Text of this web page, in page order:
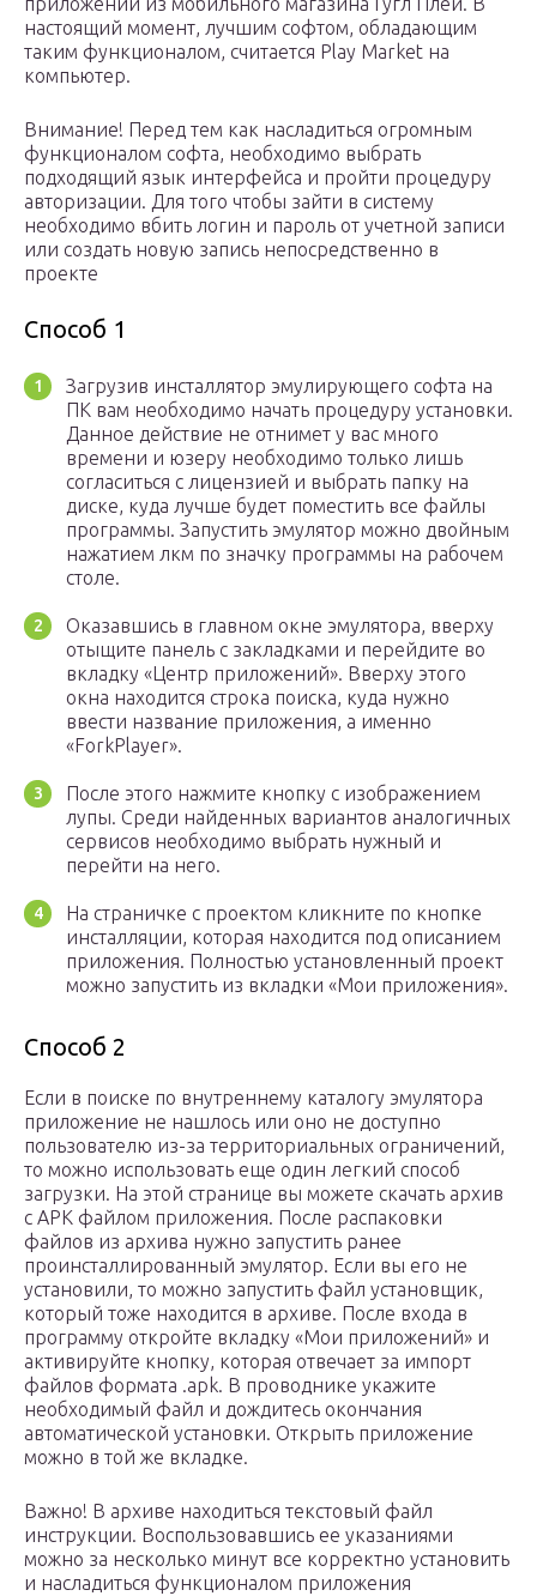
настоящий момент, лучшим софтом, обладающим
таким функционалом, считается Play Market на
компьютер.
Внимание! Перед тем как насладиться огромным
функционалом софта, необходимо выбрать
подходящий язык интерфейса и пройти процедуру
авторизации. Для того чтобы зайти в систему
необходимо вбить логин и пароль от учетной записи
или создать новую запись непосредственно в
проекте
Способ 1
Загрузив инсталлятор эмулирующего софта на
ПК вам необходимо начать процедуру установки.
Данное действие не отнимет у вас много
времени и юзеру необходимо только лишь
согласиться с лицензией и выбрать папку на
диске, куда лучше будет поместить все файлы
программы. Запустить эмулятор можно двойным
нажатием лкм по значку программы на рабочем
столе.
Оказавшись в главном окне эмулятора, вверху
отыщите панель с закладками и перейдите во
вкладку «Центр приложений». Вверху этого
окна находится строка поиска, куда нужно
ввести название приложения, а именно
«ForkPlayer».
После этого нажмите кнопку с изображением
лупы. Среди найденных вариантов аналогичных
сервисов необходимо выбрать нужный и
перейти на него.
На страничке с проектом кликните по кнопке
инсталляции, которая находится под описанием
приложения. Полностью установленный проект
можно запустить из вкладки «Мои приложения».
Способ 2
Если в поиске по внутреннему каталогу эмулятора
приложение не нашлось или оно не доступно
пользователю из-за территориальных ограничений,
то можно использовать еще один легкий способ
загрузки. На этой странице вы можете скачать архив
с APK файлом приложения. После распаковки
файлов из архива нужно запустить ранее
проинсталлированный эмулятор. Если вы его не
установили, то можно запустить файл установщик,
который тоже находится в архиве. После входа в
программу откройте вкладку «Мои приложений» и
активируйте кнопку, которая отвечает за импорт
файлов формата .apk. В проводнике укажите
необходимый файл и дождитесь окончания
автоматической установки. Открыть приложение
можно в той же вкладке.
Важно! В архиве находиться текстовый файл
инструкции. Воспользовавшись ее указаниями
можно за несколько минут все корректно установить
и насладиться функционалом приложения